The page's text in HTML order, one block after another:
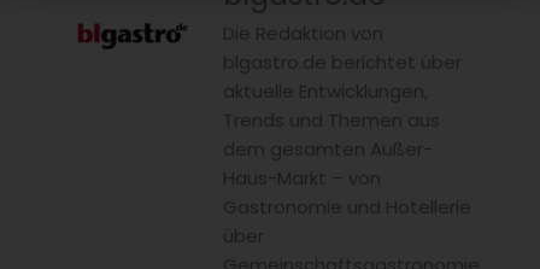
Die Redaktion von
blgastro.de berichtet über
aktuelle Entwicklungen,
Trends und Themen aus
dem gesamten Außer-
Haus-Markt – von
Gastronomie und Hotellerie
über